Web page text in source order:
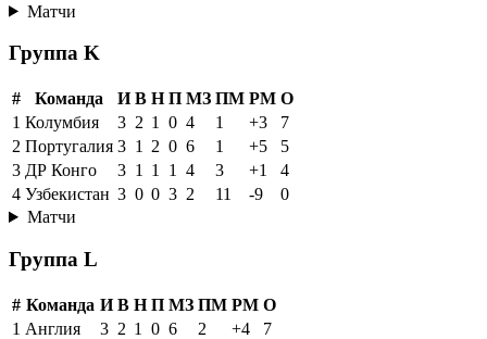
Матчи
Группа K
# Команда И В Н П МЗ ПМ РМ О
1 Колумбия 3 2 1 0 4 1 +3
7
2 Португалия 3 1 2 0 6 1 +5
5
3 ДР Конго 3 1 1 1 4 3 +1
4
4 Узбекистан 3 0 0 3 2 11 -9
0
Матчи
Группа L
# Команда И В Н П МЗ ПМ РМ О
1 Англия 3 2 1 0 6 2 +4
7